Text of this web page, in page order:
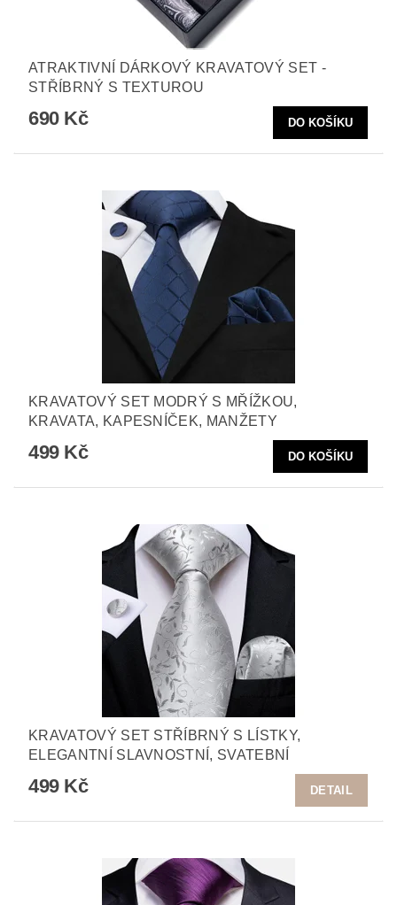
ATRAKTIVNÍ DÁRKOVÝ KRAVATOVÝ SET -
STŘÍBRNÝ S TEXTUROU
690 Kč
KRAVATOVÝ SET MODRÝ S MŘÍŽKOU,
KRAVATA, KAPESNÍČEK, MANŽETY
499 Kč
KRAVATOVÝ SET STŘÍBRNÝ S LÍSTKY,
ELEGANTNÍ SLAVNOSTNÍ, SVATEBNÍ
499 Kč DETAIL